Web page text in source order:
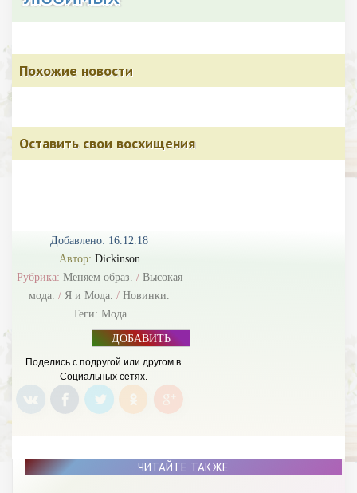
Добавлено: 16.12.18
Автор: Dickinson
Рубрика: Меняем образ. / Высокая
мода. / Я и Мода. / Новинки.
Теги: Мода
ДОБАВИТЬ
Поделись с подругой или другом в
Социальных сетях.
Похожие новости
Оставить свои восхищения
ЧИТАЙТЕ ТАКЖЕ